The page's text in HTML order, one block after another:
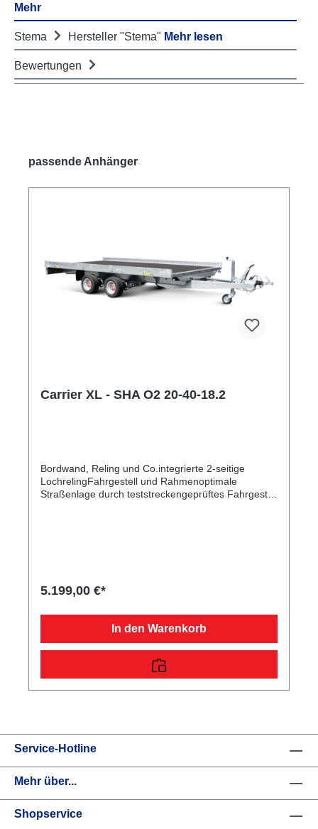
Mehr
Stema Hersteller "Stema" Mehr lesen
Bewertungen
Produktgalerie überspringen
passende Anhänger
Carrier XL - SHA O2 20-40-18.2
Bordwand, Reling und Co.integrierte 2-seitige
LochrelingFahrgestell und Rahmenoptimale
Straßenlage durch teststreckengeprüftes Fahrgestell
und Achsenrobuste Gummifederachsewartungsfreie
ausgestattetVerzurr- und
SicherungsmöglichkeitenZahlreiche Verzurrpunkte
Einrichtungenmoderne Multifunktionsbeleuchtungmit
Rückfahrscheinwerfermit Nebelschlussleuchte13-
5.199,00 €*
In den Warenkorb
Service-Hotline
Mehr über...
Shopservice